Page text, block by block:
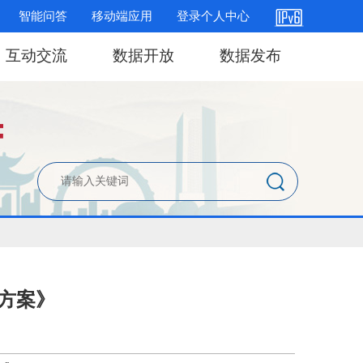
智能问答 移动端应用 登录个人中心
互动交流 数据开放 数据发布
案》